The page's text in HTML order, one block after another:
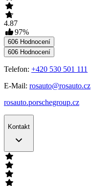
4.87
97%
606 Hodnocení
606 Hodnocení
Telefon: +420 530 501 111
E-Mail: rosauto@rosauto.cz
rosauto.porschegroup.cz
Kontakt